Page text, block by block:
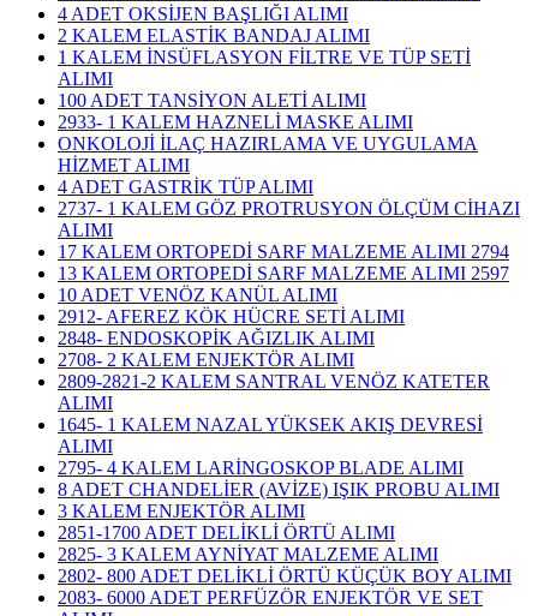
4 ADET OKSİJEN BAŞLIĞI ALIMI
2 KALEM ELASTİK BANDAJ ALIMI
1 KALEM İNSÜFLASYON FİLTRE VE TÜP SETİ
ALIMI
100 ADET TANSİYON ALETİ ALIMI
2933- 1 KALEM HAZNELİ MASKE ALIMI
ONKOLOJİ İLAÇ HAZIRLAMA VE UYGULAMA
HİZMET ALIMI
4 ADET GASTRİK TÜP ALIMI
2737- 1 KALEM GÖZ PROTRUSYON ÖLÇÜM CİHAZI
ALIMI
17 KALEM ORTOPEDİ SARF MALZEME ALIMI 2794
13 KALEM ORTOPEDİ SARF MALZEME ALIMI 2597
10 ADET VENÖZ KANÜL ALIMI
2912- AFEREZ KÖK HÜCRE SETİ ALIMI
2848- ENDOSKOPİK AĞIZLIK ALIMI
2708- 2 KALEM ENJEKTÖR ALIMI
2809-2821-2 KALEM SANTRAL VENÖZ KATETER
ALIMI
1645- 1 KALEM NAZAL YÜKSEK AKIŞ DEVRESİ
ALIMI
2795- 4 KALEM LARİNGOSKOP BLADE ALIMI
8 ADET CHANDELİER (AVİZE) IŞIK PROBU ALIMI
3 KALEM ENJEKTÖR ALIMI
2851-1700 ADET DELİKLİ ÖRTÜ ALIMI
2825- 3 KALEM AYNİYAT MALZEME ALIMI
2802- 800 ADET DELİKLİ ÖRTÜ KÜÇÜK BOY ALIMI
2083- 6000 ADET PERFÜZÖR ENJEKTÖR VE SET